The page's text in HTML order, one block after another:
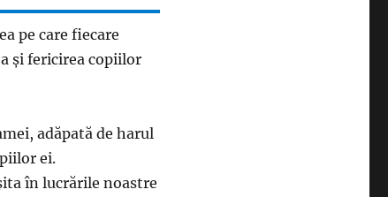
pe care fiecare
și fericirea copiilor
adăpată de harul
ei.
în lucrările noastre